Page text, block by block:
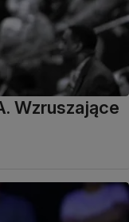
Wzruszające